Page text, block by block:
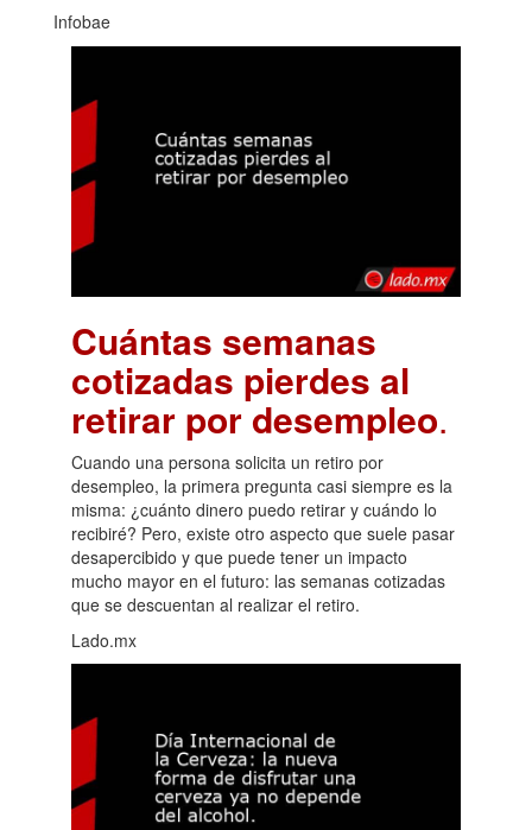
Infobae
Cuántas semanas
cotizadas pierdes al
retirar por desempleo.
Cuando una persona solicita un retiro por
desempleo, la primera pregunta casi siempre es la
misma: ¿cuánto dinero puedo retirar y cuándo lo
recibiré? Pero, existe otro aspecto que suele pasar
desapercibido y que puede tener un impacto
mucho mayor en el futuro: las semanas cotizadas
que se descuentan al realizar el retiro.
Lado.mx